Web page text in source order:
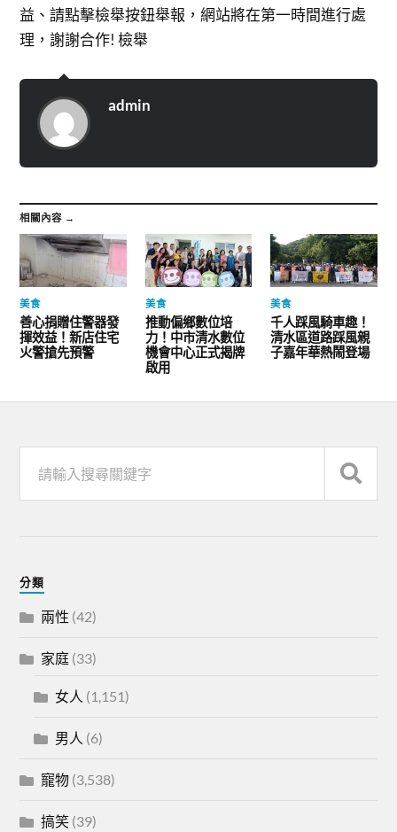
益、請點擊檢舉按鈕舉報，網站將在第一時間進行處
理，謝謝合作! 檢舉
admin
相關內容 →
美食
善心捐贈住警器發
揮效益！新店住宅
火警搶先預警
美食
推動偏鄉數位培
力！中市清水數位
機會中心正式揭牌
啟用
美食
千人踩風騎車趣！
清水區道路踩風親
子嘉年華熱鬧登場
分類
兩性 (42)
家庭 (33)
女人 (1,151)
男人 (6)
寵物 (3,538)
搞笑 (39)